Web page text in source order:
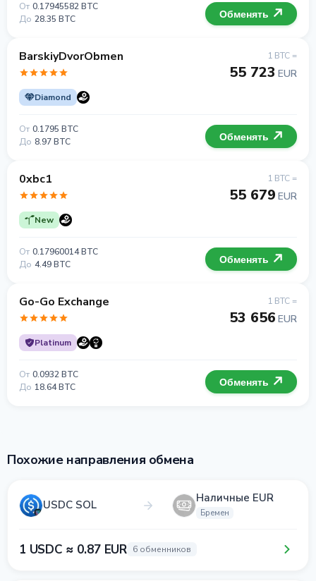
От 0.17945582 BTC
До 28.35 BTC Обменять
BarskiyDvorObmen
Diamond
1 BTC =
55 723 EUR
От 0.1795 BTC
До 8.97 BTC Обменять
0xbc1
New
1 BTC =
55 679 EUR
От 0.17960014 BTC
До 4.49 BTC Обменять
Go-Go Exchange
Platinum
1 BTC =
53 656 EUR
От 0.0932 BTC
До 18.64 BTC Обменять
Похожие направления обмена
USDC SOL Наличные EUR
Бремен
1 USDC ≈ 0.87 EUR 6 обменников